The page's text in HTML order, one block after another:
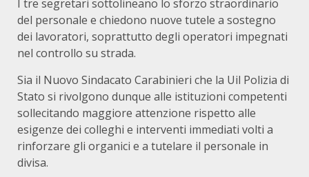
I tre segretari sottolineano lo sforzo straordinario
del personale e chiedono nuove tutele a sostegno
dei lavoratori, soprattutto degli operatori impegnati
nel controllo su strada.
Sia il Nuovo Sindacato Carabinieri che la Uil Polizia di
Stato si rivolgono dunque alle istituzioni competenti
sollecitando maggiore attenzione rispetto alle
esigenze dei colleghi e interventi immediati volti a
rinforzare gli organici e a tutelare il personale in
divisa.